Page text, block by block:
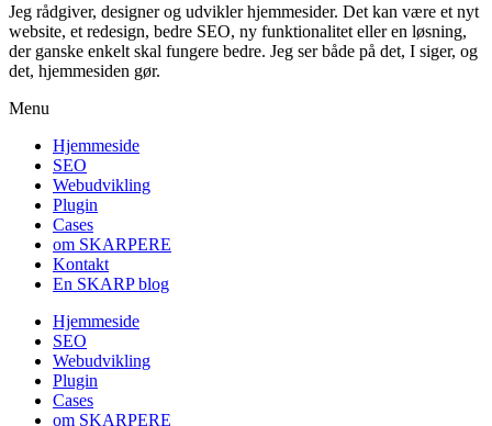
Jeg rådgiver, designer og udvikler hjemmesider. Det kan være et nyt
website, et redesign, bedre SEO, ny funktionalitet eller en løsning,
der ganske enkelt skal fungere bedre. Jeg ser både på det, I siger, og
det, hjemmesiden gør.
Menu
Hjemmeside
SEO
Webudvikling
Plugin
Cases
om SKARPERE
Kontakt
En SKARP blog
Hjemmeside
SEO
Webudvikling
Plugin
Cases
om SKARPERE